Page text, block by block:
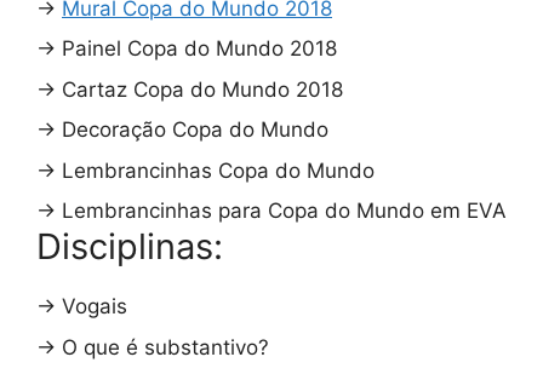
→ Mural Copa do Mundo 2018
→ Painel Copa do Mundo 2018
→ Cartaz Copa do Mundo 2018
→ Decoração Copa do Mundo
→ Lembrancinhas Copa do Mundo
→ Lembrancinhas para Copa do Mundo em EVA
Disciplinas:
→ Vogais
→ O que é substantivo?